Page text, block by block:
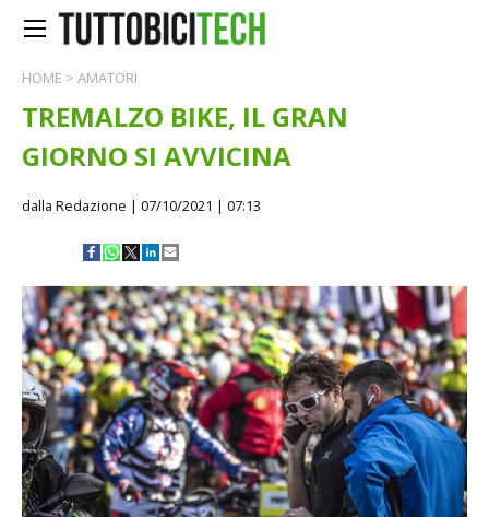
HOME > AMATORI
TREMALZO BIKE, IL GRAN
GIORNO SI AVVICINA
dalla Redazione | 07/10/2021 | 07:13